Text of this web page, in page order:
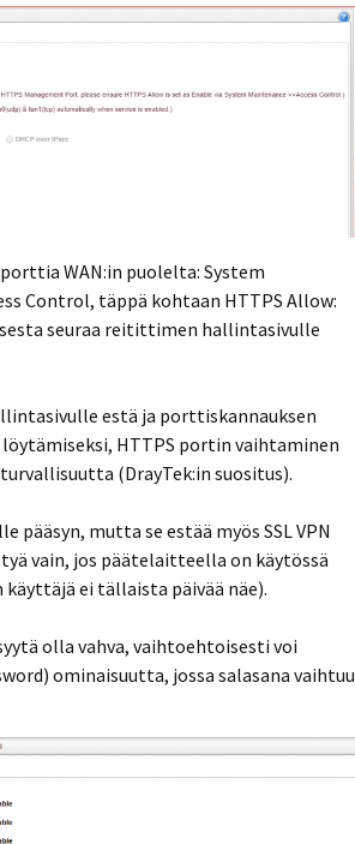
WAN:in puolelta: System
Control, täppä kohtaan HTTPS Allow:
seuraa reitittimen hallintasivulle
estä ja porttiskannauksen
HTTPS portin vaihtaminen
(DrayTek:in suositus).
pääsyn, mutta se estää myös SSL VPN
vain, jos päätelaitteella on käytössä
ei tällaista päivää näe).
olla vahva, vaihtoehtoisesti voi
ominaisuutta, jossa salasana vaihtuu